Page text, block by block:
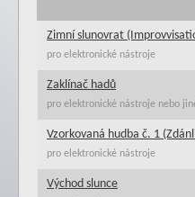
Zimní slunovrat
pro elektronické nástroje
Zaklínač hadů
pro elektronické nástroje nebo
Vzorkovaná hudba č. 1
pro elektronické nástroje
Východ slunce